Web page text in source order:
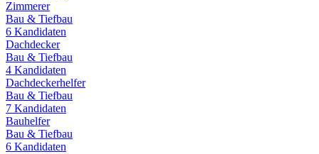
Zimmerer
Bau & Tiefbau
6 Kandidaten
Dachdecker
Bau & Tiefbau
4 Kandidaten
Dachdeckerhelfer
Bau & Tiefbau
7 Kandidaten
Bauhelfer
Bau & Tiefbau
6 Kandidaten